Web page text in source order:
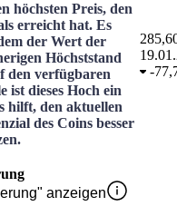
höchsten Preis, den
erreicht hat. Es
der Wert der
Höchststand
den verfügbaren
ist dieses Hoch ein
hilft, den aktuellen
des Coins besser
-
anzeigen